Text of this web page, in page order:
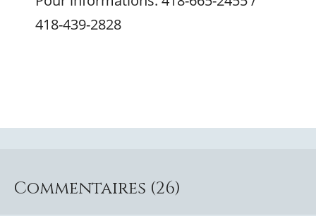
418-439-2828
Commentaires (26)